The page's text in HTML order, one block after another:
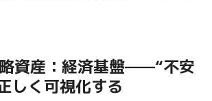
資産：経済基盤——“不安
しく可視化する